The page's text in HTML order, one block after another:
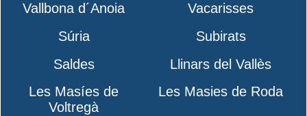
Vallbona d´Anoia
Vacarisses
Súria
Subirats
Saldes
Llinars del Vallès
Les Masíes de
Voltregà
Les Masies de Roda